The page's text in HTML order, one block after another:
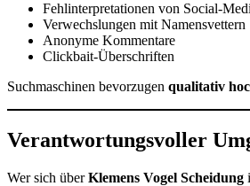
Fehlinterpretationen von Social-
Verwechslungen mit Namensvettern
Anonyme Kommentare
Clickbait-Überschriften
Suchmaschinen bevorzugen qualitativ
Verantwortungsvoller
Wer sich überKlemens Vogel Scheidung